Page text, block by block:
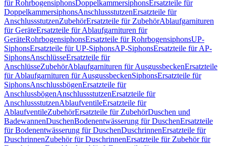
für RohrbogensiphonsDoppelkammersiphonsErsatzteile für
DoppelkammersiphonsAnschlussstutzenErsatzteile für
AnschlussstutzenZubehörErsatzteile für ZubehörAblaufgarnituren
für GeräteErsatzteile für Ablaufgarnituren für
GeräteRohrbogensiphonsErsatzteile für RohrbogensiphonsUP-
SiphonsErsatzteile für UP-SiphonsAP-SiphonsErsatzteile für AP-
SiphonsAnschlüsseErsatzteile für
AnschlüsseZubehörAblaufgarnituren für AusgussbeckenErsatzteile
für Ablaufgarnituren für AusgussbeckenSiphonsErsatzteile für
SiphonsAnschlussbögenErsatzteile für
AnschlussbögenAnschlussstutzenErsatzteile für
AnschlussstutzenAblaufventileErsatzteile für
AblaufventileZubehörErsatzteile für ZubehörDuschen und
BadewannenDuschenBodenentwässerung für DuschenErsatzteile
für Bodenentwässerung für DuschenDuschrinnenErsatzteile für
DuschrinnenZubehör für DuschrinnenErsatzteile für Zubehör für